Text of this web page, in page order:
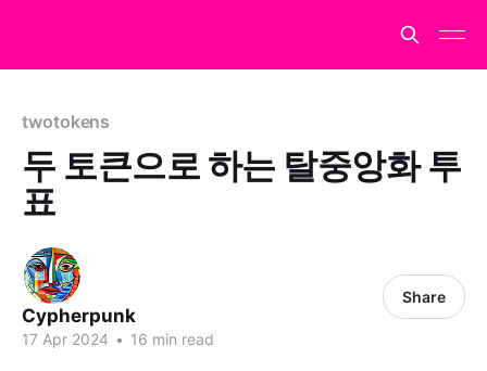
twotokens
두 토큰으로 하는 탈중앙화 투
표
Cypherpunk
17 Apr 2024 • 16 min read
Share